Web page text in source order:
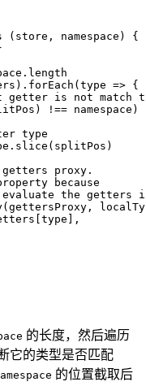
( store, namespace ) {
length
). forEach ( type => {
is not match
!== namespace)
type
slice (splitPos)
proxy.
because
evaluate the getters
(gettersProxy,
[type],
的长度，然后遍历
它的类型是否匹配
的位置截取后